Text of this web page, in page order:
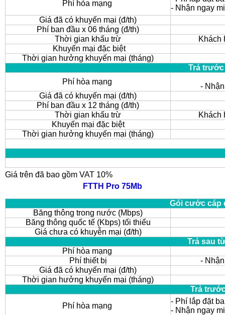
Phí hòa mạng
- Nhận ngay
Giá đã có khuyến mại (đ/th)
Phí ban đầu x 06 tháng (đ/th)
Thời gian khấu trừ
Khách
Khuyến mại đặc biệt
Thời gian hưởng khuyến mại (tháng)
Trả trước
Phí hòa mạng
-
Giá đã có khuyến mại (đ/th)
Phí ban đầu x 12 tháng (đ/th)
Thời gian khấu trừ
Khách
Khuyến mại đặc biệt
Thời gian hưởng khuyến mại (tháng)
Giá trên đã bao gồm VAT 10%
FTTH Pro 75Mb
Gói cước cáp
Băng thông trong nước (Mbps)
Băng thông quốc tế (Kbps) tối thiểu
Giá chưa có khuyễn mại (đ/th)
Trả sau
Phí hòa mạng
Phí thiết bị
-
Giá đã có khuyến mại (đ/th)
Thời gian hưởng khuyến mại (tháng)
Trả
Phí hòa mạng
- Phí lắp đặt
- Nhận ngay